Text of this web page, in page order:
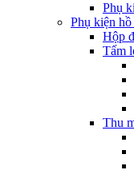
Phụ
Phụ kiện hồ
Hộp
Tấm
Thu